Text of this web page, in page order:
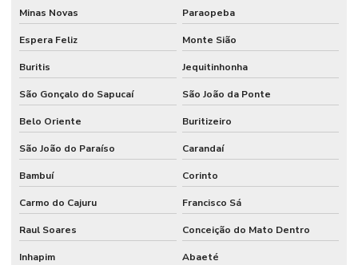
Minas Novas Paraopeba
Espera Feliz Monte Sião
Buritis Jequitinhonha
São Gonçalo do Sapucaí São João da Ponte
Belo Oriente Buritizeiro
São João do Paraíso Carandaí
Bambuí Corinto
Carmo do Cajuru Francisco Sá
Raul Soares Conceição do Mato Dentro
Inhapim Abaeté